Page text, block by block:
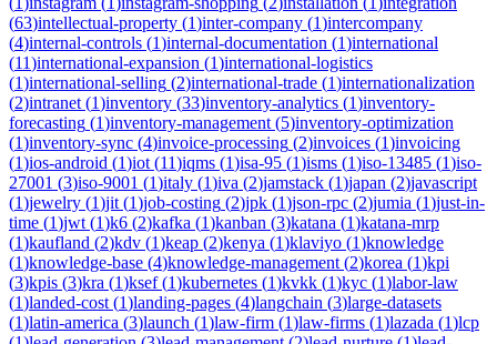
(63)intellectual-property (1)inter-company (1)intercompany
(4)internal-controls (1)internal-documentation (1)international
(11)international-expansion (1)international-logistics
(1)international-selling (2)international-trade (1)internationalization
(2)intranet (1)inventory (33)inventory-analytics (1)inventory-
forecasting (1)inventory-management (5)inventory-optimization
(1)inventory-sync (4)invoice-processing (2)invoices (1)invoicing
(1)ios-android (1)iot (11)iqms (1)isa-95 (1)isms (1)iso-13485 (1)iso-
27001 (3)iso-9001 (1)italy (1)iva (2)jamstack (1)japan (2)javascript
(1)jewelry (1)jit (1)job-costing (2)jpk (1)json-rpc (2)jumia (1)just-in-
time (1)jwt (1)k6 (2)kafka (1)kanban (3)katana (1)katana-mrp
(1)kaufland (2)kdv (1)keap (2)kenya (1)klaviyo (1)knowledge
(1)knowledge-base (4)knowledge-management (2)korea (1)kpi
(3)kpis (3)kra (1)ksef(1)kubernetes (1)kvkk (1)kyc (1)labor-law
(1)landed-cost (1)landing-pages (4)langchain (3)large-datasets
(1)latin-america (3)launch (1)law-firm (1)law-firms (1)lazada (1)lcp